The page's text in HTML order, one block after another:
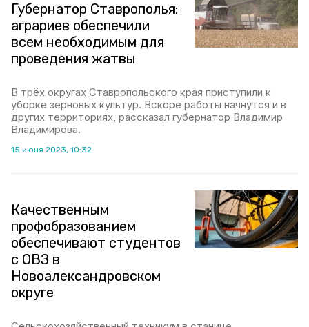
Губернатор Ставрополья:
аграриев обеспечили
всем необходимым для
проведения жатвы
В трёх округах Ставропольского края приступили к
уборке зерновых культур. Вскоре работы начнутся и в
других территориях, рассказал губернатор Владимир
Владимирова.
15 июня 2023, 10:32
Качественным
профобразованием
обеспечивают студентов
с ОВЗ в
Новоалександровском
округе